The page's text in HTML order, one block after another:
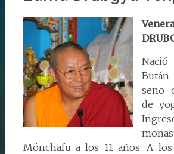
seno
de
Mönchafu a los 11 años. A